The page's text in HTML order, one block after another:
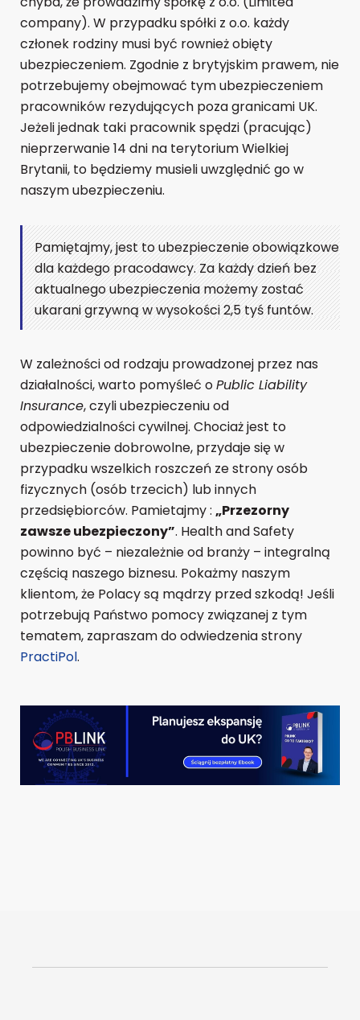
company). W przypadku spółki z o.o. każdy
członek rodziny musi być rownież obięty
ubezpieczeniem. Zgodnie z brytyjskim prawem, nie
potrzebujemy obejmować tym ubezpieczeniem
pracowników rezydujących poza granicami UK.
Jeżeli jednak taki pracownik spędzi (pracując)
nieprzerwanie 14 dni na terytorium Wielkiej
Brytanii, to będziemy musieli uwzględnić go w
naszym ubezpieczeniu.
Pamiętajmy, jest to ubezpieczenie obowiązkowe
dla każdego pracodawcy. Za każdy dzień bez
aktualnego ubezpieczenia możemy zostać
ukarani grzywną w wysokości 2,5 tyś funtów.
W zależności od rodzaju prowadzonej przez nas
działalności, warto pomyśleć oPublic Liability
Insurance, czyli ubezpieczeniu od
odpowiedzialności cywilnej. Chociaż jest to
ubezpieczenie dobrowolne, przydaje się w
przypadku wszelkich roszczeń ze strony osób
fizycznych (osób trzecich) lub innych
przedsiębiorców. Pamietajmy : „Przezorny
zawsze ubezpieczony”. Health and Safety
powinno być – niezależnie od branży – integralną
częścią naszego biznesu. Pokażmy naszym
klientom, że Polacy są mądrzy przed szkodą! Jeśli
potrzebują Państwo pomocy związanej z tym
tematem, zapraszam do odwiedzenia strony
PractiPol.